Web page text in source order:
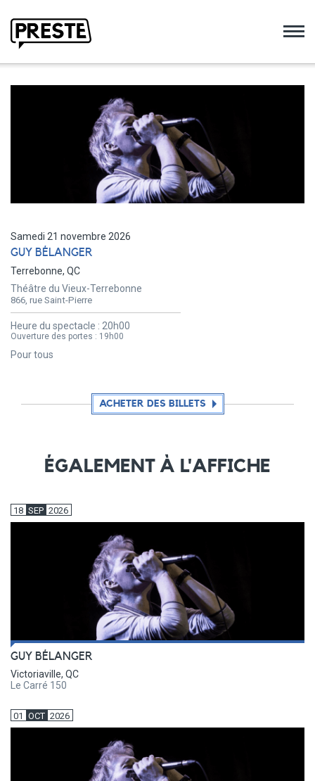
Samedi 21 novembre 2026
GUY BÉLANGER
Terrebonne, QC
Théâtre du Vieux-Terrebonne
866, rue Saint-Pierre
Heure du spectacle : 20h00
Ouverture des portes : 19h00
Pour tous
ACHETER DES BILLETS
ÉGALEMENT À L'AFFICHE
18 SEP 2026
GUY BÉLANGER
Victoriaville, QC
Le Carré 150
01 OCT 2026